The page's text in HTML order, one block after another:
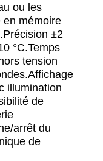
ou les
en mémoire
Précision ±2
°C.Temps
tension
Affichage
illumination
de
arrêt du
de